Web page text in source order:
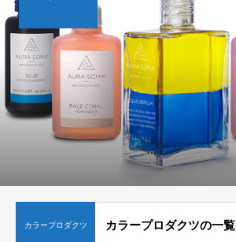
カラープロダクツ カラープロダクツの一覧